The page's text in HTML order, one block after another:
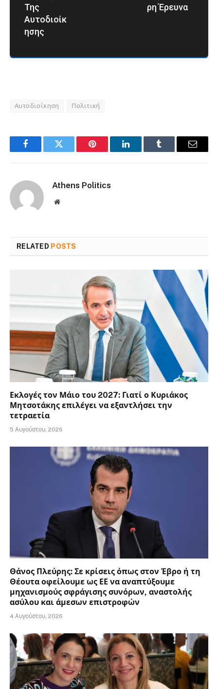
Της
Αυτοδιοίκ
Ησης
Ρη Έρευνα
Αυτοδιοίκηση Πολιτική
FacebookTwitter Pinterest LinkedInTumblr Email
Athens Politics
Website
RELATED POSTS
Εκλογές τον Μάιο του 2027: Γιατί ο Κυριάκος
Μητσοτάκης επιλέγει να εξαντλήσει την
τετραετία
5 Αυγούστου, 2026
Θάνος Πλεύρης: Σε κρίσεις όπως στον Έβρο ή τη
Θέουτα οφείλουμε ως ΕΕ να αναπτύξουμε
μηχανισμούς σφράγισης συνόρων, αναστολής
ασύλου και άμεσων επιστροφών
4 Αυγούστου, 2026